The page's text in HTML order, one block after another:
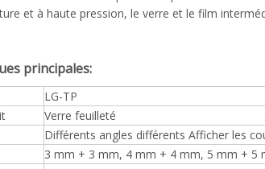
et à haute pression, le verre et le film
principales:
LG-TP
Verre feuilleté
Différents angles différents Afficher les
3 mm + 3 mm, 4 mm + 4 mm, 5 mm + 5